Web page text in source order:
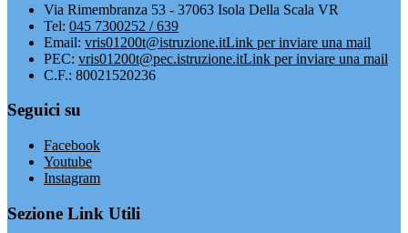
Via Rimembranza 53 - 37063 Isola Della Scala VR
Tel: 045 7300252 / 639
Email: vris01200t@istruzione.itLink per inviare una mail
PEC: vris01200t@pec.istruzione.itLink per inviare una mail
C.F.: 80021520236
Seguici su
Facebook
Youtube
Instagram
Sezione Link Utili